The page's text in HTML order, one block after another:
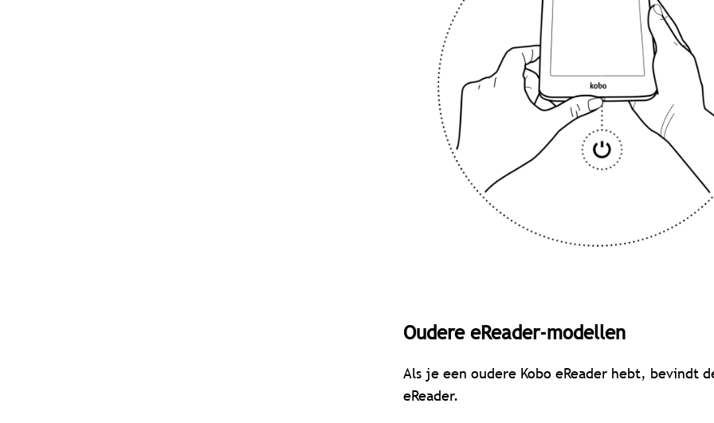
Oudere eReader-modellen
Als je een oudere Kobo eReader hebt, bevindt
eReader.